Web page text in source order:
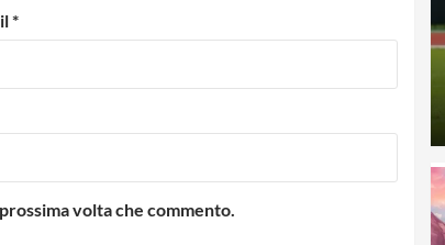
*
volta che commento.